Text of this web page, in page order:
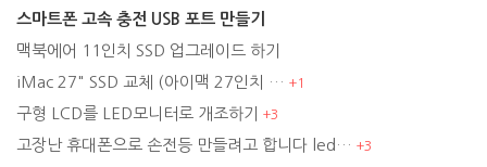
스마트폰 고속 충전 USB 포트 만들기
맥북에어 11인치 SSD 업그레이드 하기
iMac 27" SSD 교체 (아이맥 27인치 … +1
구형 LCD를 LED모니터로 개조하기 +3
고장난 휴대폰으로 손전등 만들려고 합니다 led… +3